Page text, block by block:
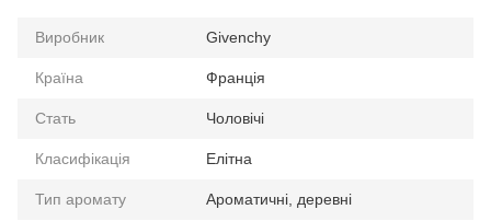
Виробник Givenchy
Країна Франція
Стать Чоловічі
Класифікація Елітна
Тип аромату Ароматичні, деревні